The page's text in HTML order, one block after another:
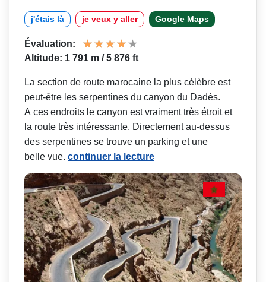
j'étais là je veux y aller Google Maps
Évaluation:
Altitude: 1 791 m / 5 876 ft
La section de route marocaine la plus célèbre est
peut-être les serpentines du canyon du Dadès.
A ces endroits le canyon est vraiment très étroit et
la route très intéressante. Directement au-dessus
des serpentines se trouve un parking et une
belle vue. continuer la lecture